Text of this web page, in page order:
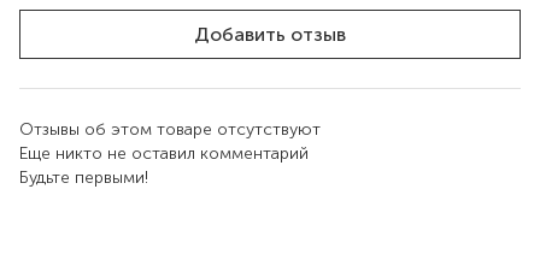
Добавить отзыв
Отзывы об этом товаре отсутствуют
Еще никто не оставил комментарий
Будьте первыми!